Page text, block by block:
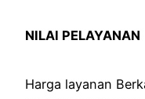
NILAI PELAYANAN
Harga layanan